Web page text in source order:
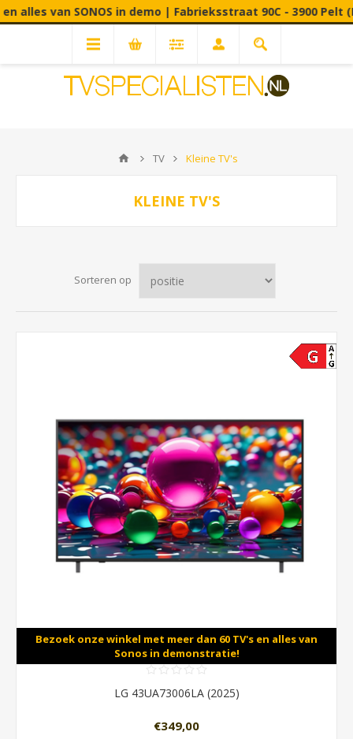
in demo | Fabrieksstraat 90C - 3900 Pelt (B) Op
TV Kleine TV's
KLEINE TV'S
Sorteren op
Bezoek onze winkel met meer dan 60 TV's en alles van
Sonos in demonstratie!
LG 43UA73006LA (2025)
€349,00